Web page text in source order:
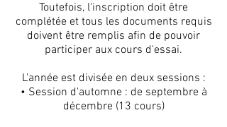
Toutefois, l'inscription doit être
complétée et tous les documents requis
doivent être remplis afin de pouvoir
participer aux cours d'essai.
L'année est divisée en deux sessions :
• Session d'automne : de septembre à
décembre (13 cours)